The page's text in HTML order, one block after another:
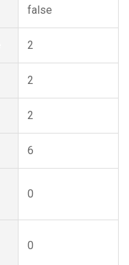
false
2
2
2
6
0
0